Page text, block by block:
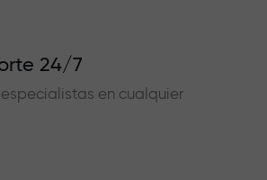
24/7
en cualquier